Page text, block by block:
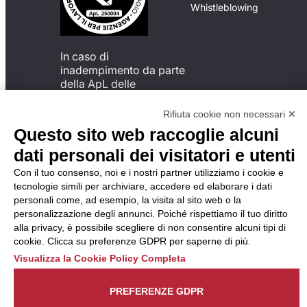
In caso di
inadempimento da parte
della ApL delle
del Codice di Condotta, è
possibile presentare un
reclamo
all’Organismo di
Monitoraggio utilizzando
una delle modalità
descritte al seguente
indirizzo web
https://odm-
agenzielavoro.it/reclami/ .
Whistleblowing
Rifiuta cookie non necessari ✕
Questo sito web raccoglie alcuni
dati personali dei visitatori e utenti
Con il tuo consenso, noi e i nostri partner utilizziamo i cookie e
tecnologie simili per archiviare, accedere ed elaborare i dati
personali come, ad esempio, la visita al sito web o la
personalizzazione degli annunci. Poiché rispettiamo il tuo diritto
alla privacy, è possibile scegliere di non consentire alcuni tipi di
cookie. Clicca su preferenze GDPR per saperne di più.
Visualizza la Cookie Policy Completa
PREFERENZE GDPR